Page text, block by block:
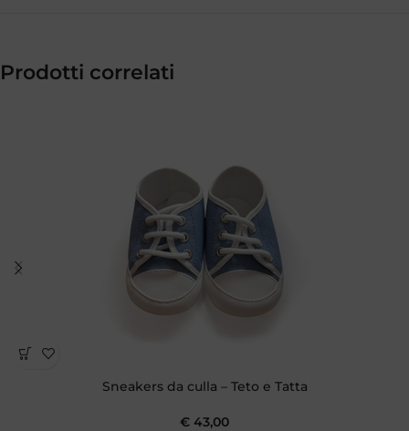
Prodotti correlati
Sneakers da culla – Teto e Tatta
€ 43,00